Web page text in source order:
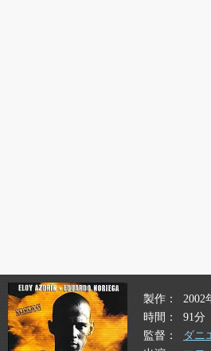
製作
2002
時間
91分
監督
ダニ